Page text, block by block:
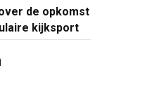
de opkomst
kijksport